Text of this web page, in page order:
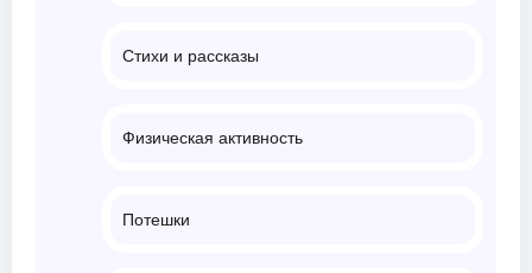
Стихи и рассказы
Физическая активность
Потешки